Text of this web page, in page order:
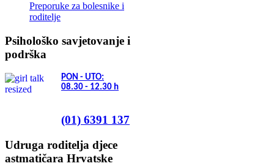
Preporuke za bolesnike i
roditelje
Psihološko savjetovanje i
podrška
PON - UTO:
08.30 - 12.30 h
(01) 6391 137
Udruga roditelja djece
astmatičara Hrvatske